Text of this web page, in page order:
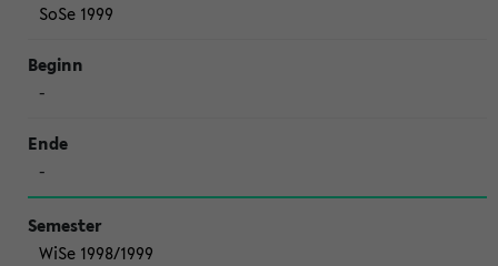
SoSe 1999
-
-
WiSe 1998/1999